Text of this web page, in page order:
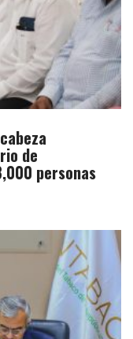
de
personas